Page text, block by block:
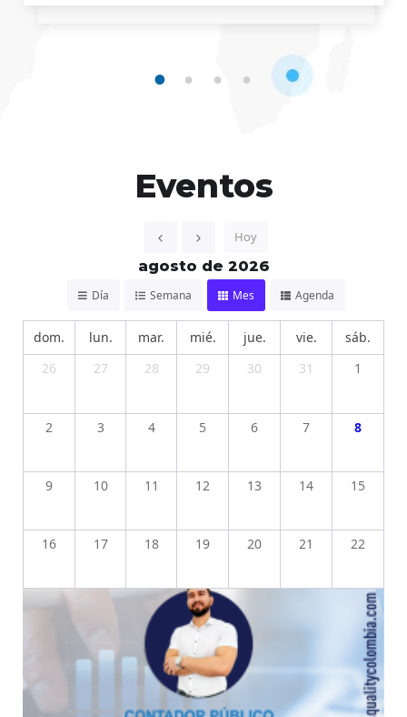
1 2 3 4
Eventos
Hoy
agosto de 2026
Día Semana Mes Agenda
dom. lun. mar. mié. jue. vie.
sáb.
26
27 28 29 30 31 1
2 3 4 5 6 7 8
9 10 11 12 13 14 15
16 17 18 19 20 21 22
23 26
31 1 2 3